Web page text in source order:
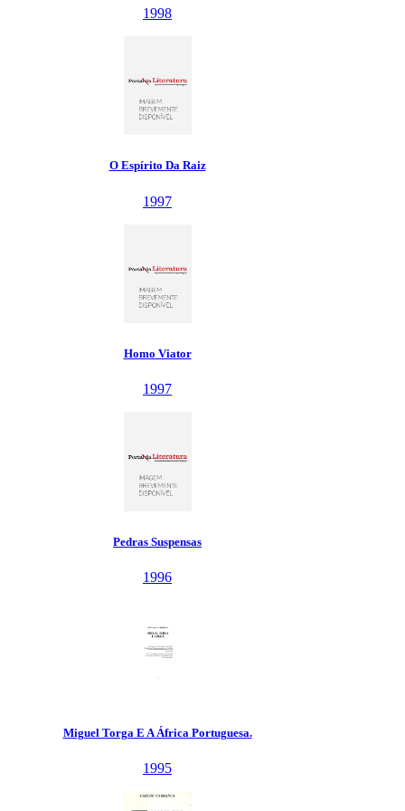
E A África Portuguesa.